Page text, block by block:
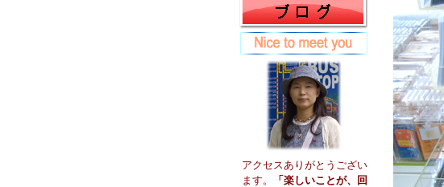
アクセスありがとうござい
ます。
「楽しいことが、回